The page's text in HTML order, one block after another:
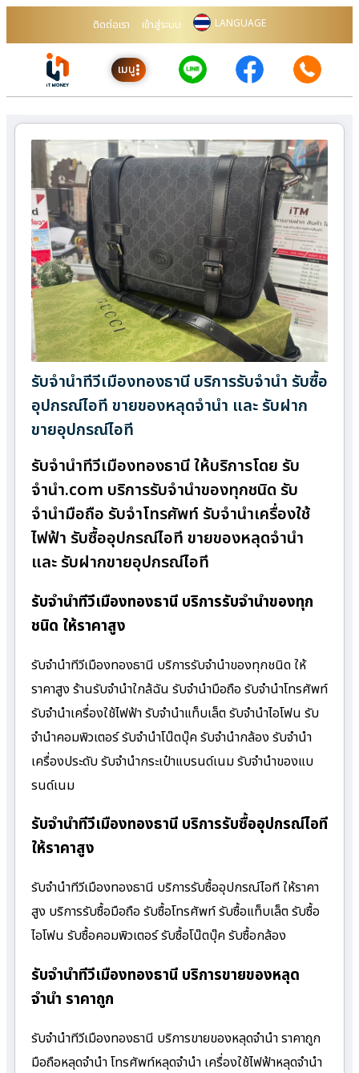
ติดต่อเรา เข้าสู่ระบบ LANGUAGE
เมนู
รับจำนำทีวีเมืองทองธานี บริการรับจำนำ รับซื้อ
อุปกรณ์ไอที ขายของหลุดจำนำ และ รับฝาก
ขายอุปกรณ์ไอที
รับจำนำทีวีเมืองทองธานี ให้บริการโดย รับ
จํานํา.com บริการรับจำนำของทุกชนิด รับ
จำนำมือถือ รับจำโทรศัพท์ รับจำนำเครื่องใช้
ไฟฟ้า รับซื้ออุปกรณ์ไอที ขายของหลุดจำนำ
และ รับฝากขายอุปกรณ์ไอที
รับจำนำทีวีเมืองทองธานี บริการรับจำนำของทุก
ชนิด ให้ราคาสูง
รับจำนำทีวีเมืองทองธานี บริการรับจำนำของทุกชนิด ให้
ราคาสูง ร้านรับจํานําใกล้ฉัน รับจำนำมือถือ รับจำนำโทรศัพท์
รับจำนำเครื่องใช้ไฟฟ้า รับจำนำแท็บเล็ต รับจำนำไอโฟน รับ
จำนำคอมพิวเตอร์ รับจำนำโน๊ตบุ๊ค รับจำนำกล้อง รับจำนำ
เครื่องประดับ รับจำนำกระเป๋าแบรนด์เนม รับจำนำของแบ
รนด์เนม
รับจำนำทีวีเมืองทองธานี บริการรับซื้ออุปกรณ์ไอที
ให้ราคาสูง
รับจำนำทีวีเมืองทองธานี บริการรับซื้ออุปกรณ์ไอที ให้ราคา
สูง บริการรับซื้อมือถือ รับซื้อโทรศัพท์ รับซื้อแท็บเล็ต รับซื้อ
ไอโฟน รับซื้อคอมพิวเตอร์ รับซื้อโน๊ตบุ๊ค รับซื้อกล้อง
รับจำนำทีวีเมืองทองธานี บริการขายของหลุด
จำนำ ราคาถูก
รับจำนำทีวีเมืองทองธานี บริการขายของหลุดจำนำ ราคาถูก
มือถือหลุดจำนำ โทรศัพท์หลุดจำนำ เครื่องใช้ไฟฟ้าหลุดจำนำ